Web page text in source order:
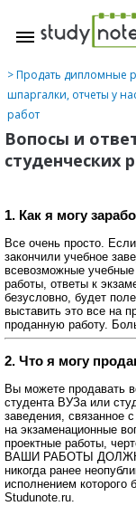
>Продать дипломные
шпаргалки, отчеты у
работ
Вопосы и
студенческих
1. Как я могу
Все очень просто.
закончили учебное
всевозможные
работы, ответы к
безусловно, будет
выставить это все на
проданную работу.
2. Что я могу
Вы можете продавать
студента ВУЗа или
заведения, связанное
на экзаменационные
проектные работы,
ВАШИ РАБОТЫ
никогда ранее
исполнением которого
Studunote.ru.